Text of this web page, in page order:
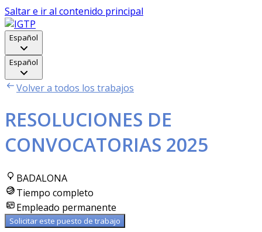
Saltar e ir al contenido principal
Español
Español
Volver a todos los trabajos
RESOLUCIONES DE
CONVOCATORIAS 2025
BADALONA
Tiempo completo
Empleado permanente
Solicitar este puesto de trabajo